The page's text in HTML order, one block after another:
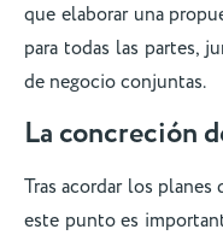
que elaborar una
para todas las partes,
de negocio conjuntas.
La concreción
Tras acordar los planes
este punto es